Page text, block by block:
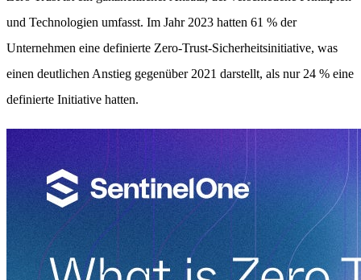
und Technologien umfasst. Im Jahr 2023 hatten 61 % der
Unternehmen eine definierte Zero-Trust-Sicherheitsinitiative, was
einen deutlichen Anstieg gegenüber 2021 darstellt, als nur 24 % eine
definierte Initiative hatten.